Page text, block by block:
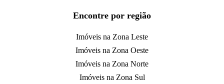
Encontre por região
Imóveis na Zona Leste
Imóveis na Zona Oeste
Imóveis na Zona Norte
Imóveis na Zona Sul